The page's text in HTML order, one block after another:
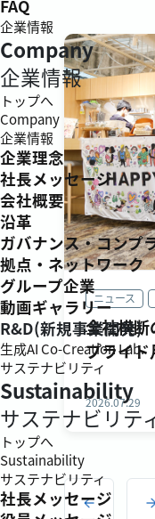
FAQ
企業情報
Company
企業情報
トップへ
Company
企業情報
企業理念
社長メッセージ
会社概要
沿革
ガバナンス・コンプ
拠点・ネットワーク
グループ企業
動画ギャラリー
R&D(新規事業開発)
生成AI Co-Creation Lab.
サステナビリティ
Sustainability
サステナビリテ
トップへ
Sustainability
サステナビリティ
社長メッセージ
ニュース
全社横断の
プライド月
2026.07.29